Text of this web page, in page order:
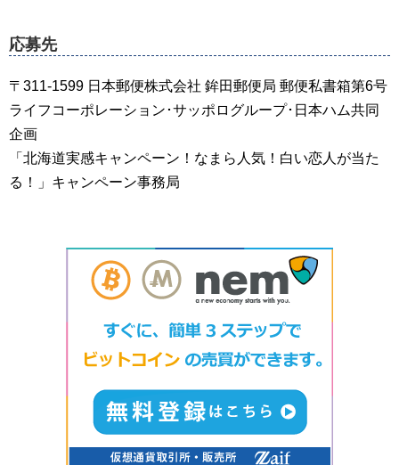
応募先
〒311-1599 日本郵便株式会社 鉾田郵便局 郵便私書箱第6号
ライフコーポレーション･サッポログループ･日本ハム共同
企画
「北海道実感キャンペーン！なまら人気！白い恋人が当た
る！」キャンペーン事務局